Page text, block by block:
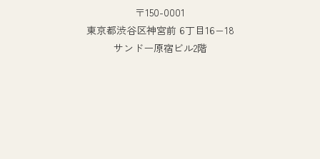
〒150-0001
東京都渋谷区神宮前 6丁目16−18
サンドー原宿ビル2階